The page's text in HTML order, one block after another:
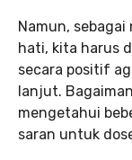
Namun,
hati, kita harus
secara positif
lanjut.
mengetahui
saran untuk